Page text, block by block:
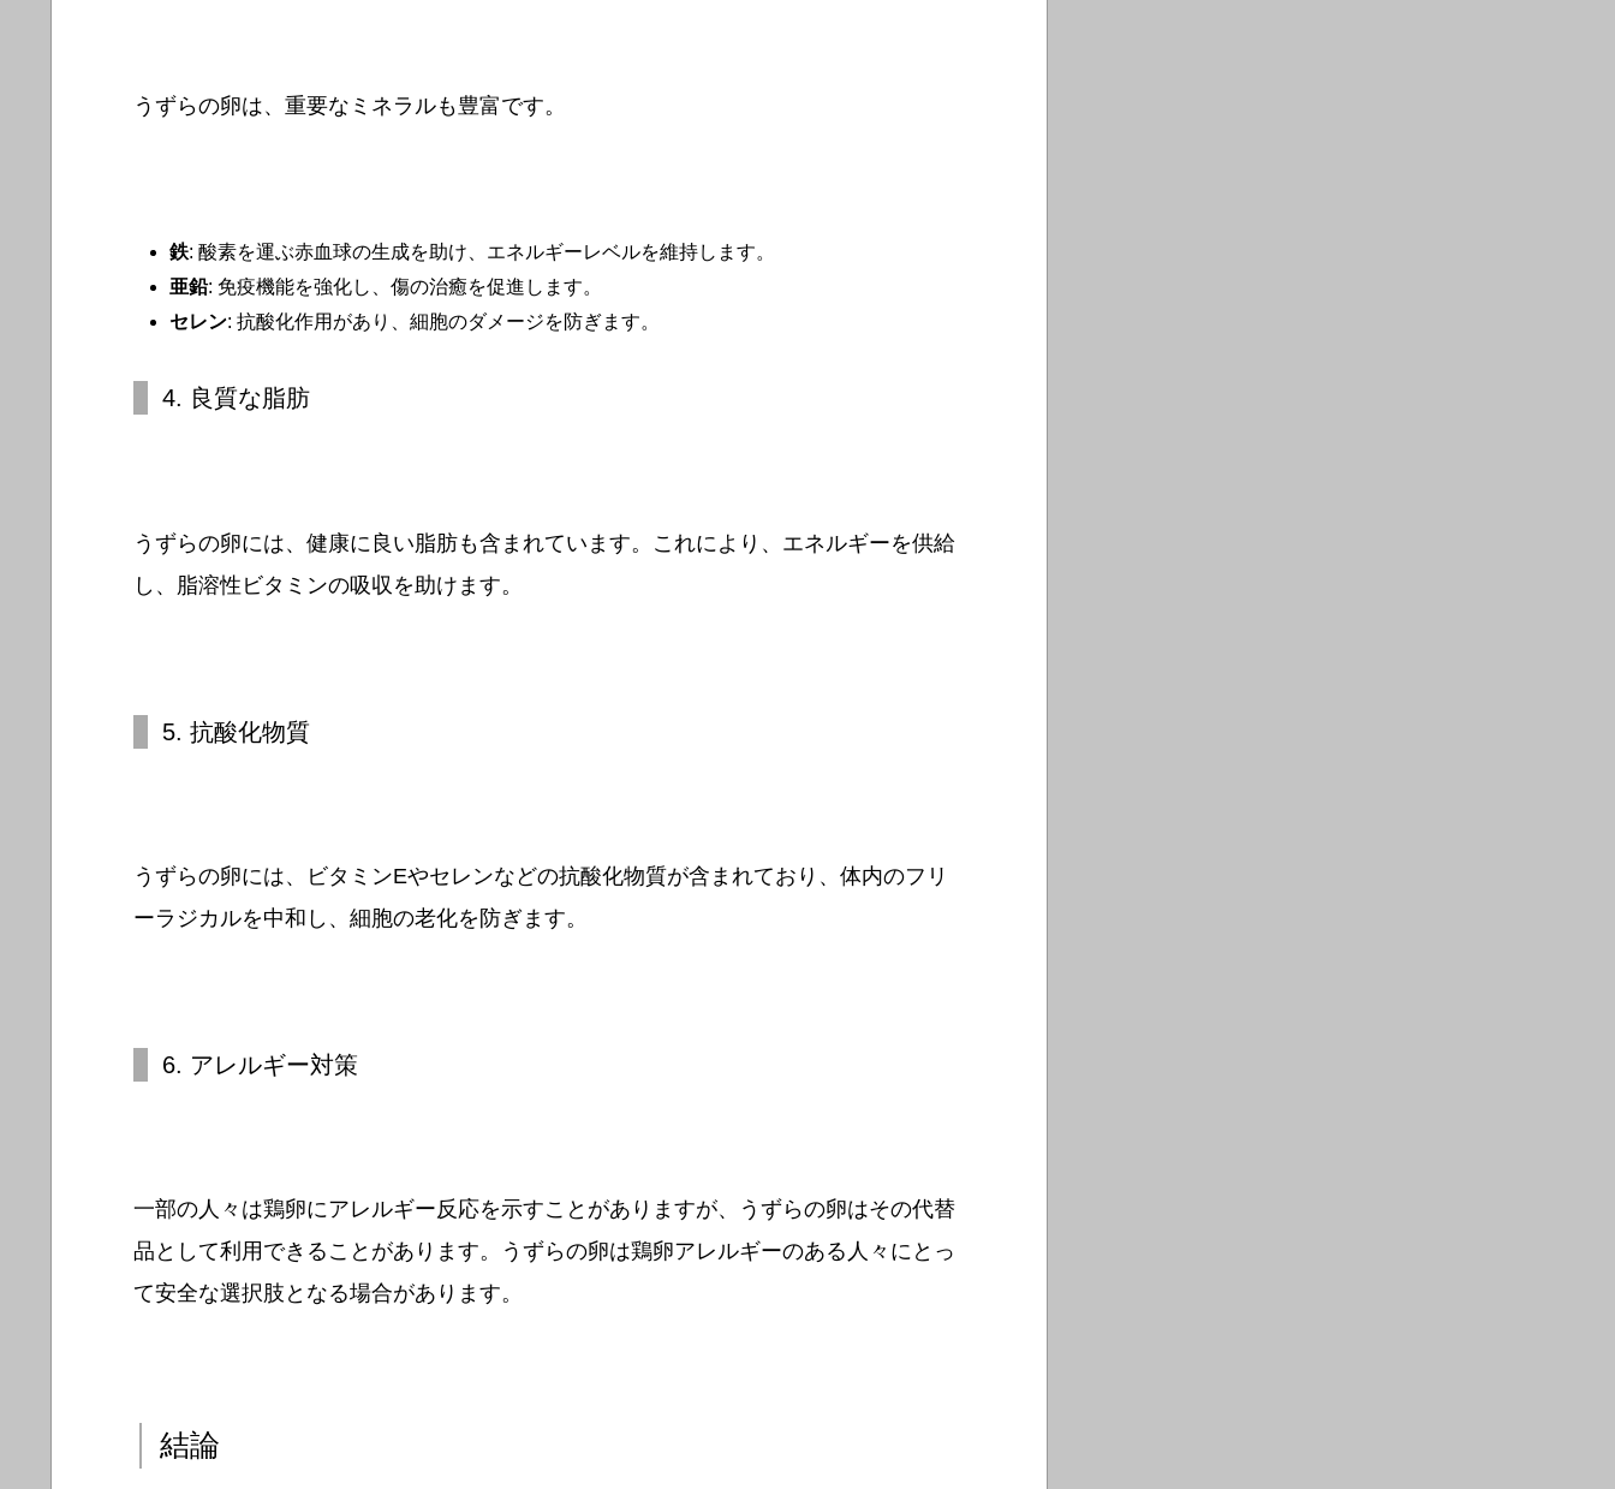
うずらの卵は、重要なミネラルも豊富です。
鉄: 酸素を運ぶ赤血球の生成を助け、エネルギーレベルを維持します。
亜鉛: 免疫機能を強化し、傷の治癒を促進します。
セレン: 抗酸化作用があり、細胞のダメージを防ぎます。
4. 良質な脂肪
うずらの卵には、健康に良い脂肪も含まれています。これにより、エネルギーを供給
し、脂溶性ビタミンの吸収を助けます。
5. 抗酸化物質
うずらの卵には、ビタミンEやセレンなどの抗酸化物質が含まれており、体内のフリ
ーラジカルを中和し、細胞の老化を防ぎます。
6. アレルギー対策
一部の人々は鶏卵にアレルギー反応を示すことがありますが、うずらの卵はその代替
品として利用できることがあります。うずらの卵は鶏卵アレルギーのある人々にとっ
て安全な選択肢となる場合があります。
結論